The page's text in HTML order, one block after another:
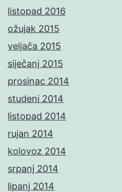
listopad 2016
ožujak 2015
veljača 2015
siječanj 2015
prosinac 2014
studeni 2014
listopad 2014
rujan 2014
kolovoz 2014
srpanj 2014
lipanj 2014